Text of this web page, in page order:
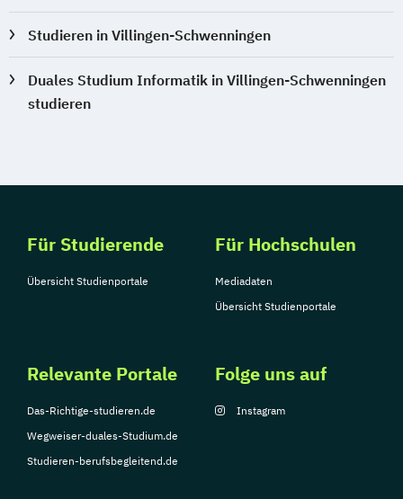
Studieren in Villingen-Schwenningen
Duales Studium Informatik in Villingen-Schwenningen
studieren
Für Studierende
Übersicht Studienportale
Für Hochschulen
Mediadaten
Übersicht Studienportale
Relevante Portale
Das-Richtige-studieren.de
Wegweiser-duales-Studium.de
Studieren-berufsbegleitend.de
Folge uns auf
Instagram